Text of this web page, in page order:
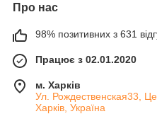
Про нас
98% позитивних з 631
Працює з 02.01.2020
м. Харків
Ул. Рождественская33,
Харків, Україна